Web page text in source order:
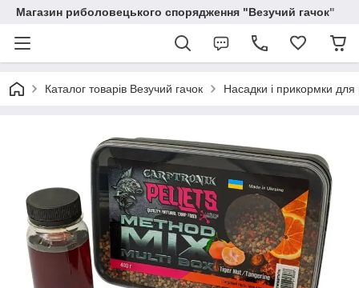
Магазин риболовецького спорядження "Везучий гачок"
Каталог товарів Везучий гачок Насадки і прикормки для